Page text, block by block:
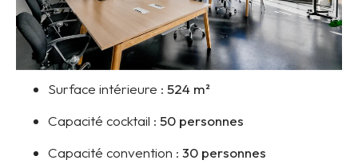
Surface intérieure : 524 m²
Capacité cocktail : 50 personnes
Capacité convention : 30 personnes